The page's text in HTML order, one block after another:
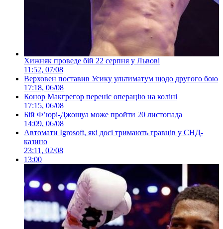
Хижняк проведе бій 22 серпня у Львові
11:52, 07/08
Верховен поставив Усику ультиматум щодо другого бою
17:18, 06/08
Конор Макгрегор переніс операцію на коліні
17:15, 06/08
Бій Ф’юрі-Джошуа може пройти 20 листопада
14:09, 06/08
Автомати Igrosoft, які досі тримають гравців у СНД-
казино
23:11, 02/08
13:00